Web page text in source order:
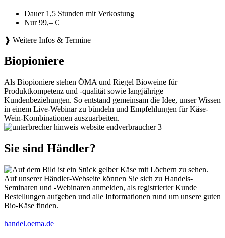
Dauer 1,5 Stunden mit Verkostung
Nur 99,– €
❱ Weitere Infos & Termine
Biopioniere
Als Biopioniere stehen ÖMA und Riegel Bioweine für
Produktkompetenz und -qualität sowie langjährige
Kundenbeziehungen. So entstand gemeinsam die Idee, unser Wissen
in einem Live-Webinar zu bündeln und Empfehlungen für Käse-
Wein-Kombinationen auszuarbeiten.
Sie sind Händler?
Auf unserer Händler-Webseite können Sie sich zu Handels-
Seminaren und -Webinaren anmelden, als registrierter Kunde
Bestellungen aufgeben und alle Informationen rund um unsere guten
Bio-Käse finden.
handel.oema.de